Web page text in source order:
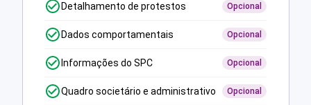
Detalhamento de protestos Opcional
Dados comportamentais Opcional
Informações do SPC Opcional
Quadro societário e administrativo Opcional